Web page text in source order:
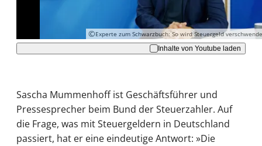
©Experte zum Schwarzbuch: So wird Steuergeld
Akzeptieren
Inhalte von Youtube laden
Sascha Mummenhoff ist Geschäftsführer und
Pressesprecher beim Bund der Steuerzahler. Auf
die Frage, was mit Steuergeldern in Deutschland
passiert, hat er eine eindeutige Antwort: »Die